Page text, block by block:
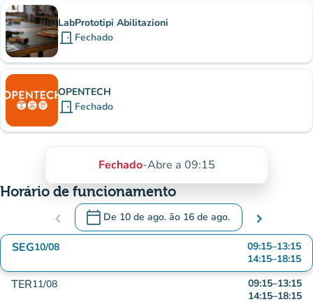
LabPrototipi Abilitazioni
door_front Fechado
OPENTECH
door_front Fechado
Fechado-Abre a 09:15
Horário de funcionamento
chevron_left calendar_today De 10 de ago. ão 16 de ago.
.Abra o calendário para alterar as datas
chevron_right
SEG10/08 09:15–13:15
14:15–18:15
TER11/08 09:15–13:15
14:15–18:15